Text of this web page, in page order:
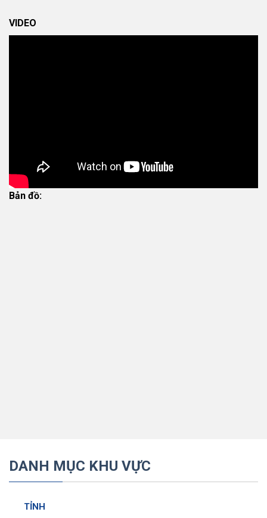
VIDEO
Bản đồ:
DANH MỤC KHU VỰC
TỈNH